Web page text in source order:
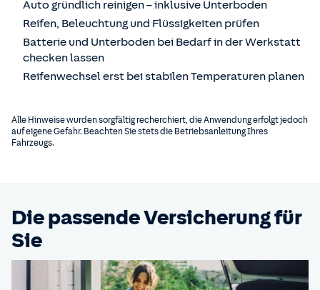
Auto gründlich reinigen – inklusive Unterboden
Reifen, Beleuchtung und Flüssigkeiten prüfen
Batterie und Unterboden bei Bedarf in der Werkstatt
checken lassen
Reifenwechsel erst bei stabilen Temperaturen planen
Alle Hinweise wurden sorgfältig recherchiert, die Anwendung erfolgt jedoch
auf eigene Gefahr. Beachten Sie stets die Betriebsanleitung Ihres
Fahrzeugs.
Die passende Versicherung für
Sie